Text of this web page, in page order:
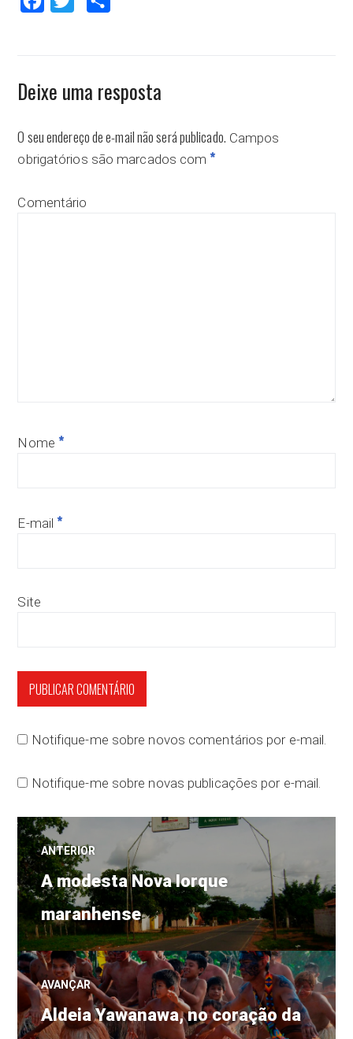
Deixe uma resposta
O seu endereço de e-mail não será publicado. Campos
obrigatórios são marcados com *
Comentário
Nome *
E-mail *
Site
Notifique-me sobre novos comentários por e-mail.
Notifique-me sobre novas publicações por e-mail.
Navegação
de
Post
ANTERIOR
Post
anterior:
A modesta Nova Iorque
maranhense
AVANÇAR
Próximo
Aldeia Yawanawa, no coração da